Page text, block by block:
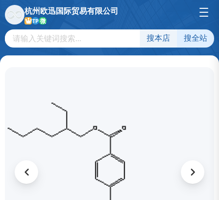
杭州欧迅国际贸易有限公司
TP微
搜本店 搜全站